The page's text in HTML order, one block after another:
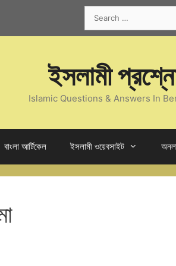
for:
ইসলামী
Islamic Questions & Answers In
বাংলা আর্টিকেল ইসলামী ওয়েবসাইট